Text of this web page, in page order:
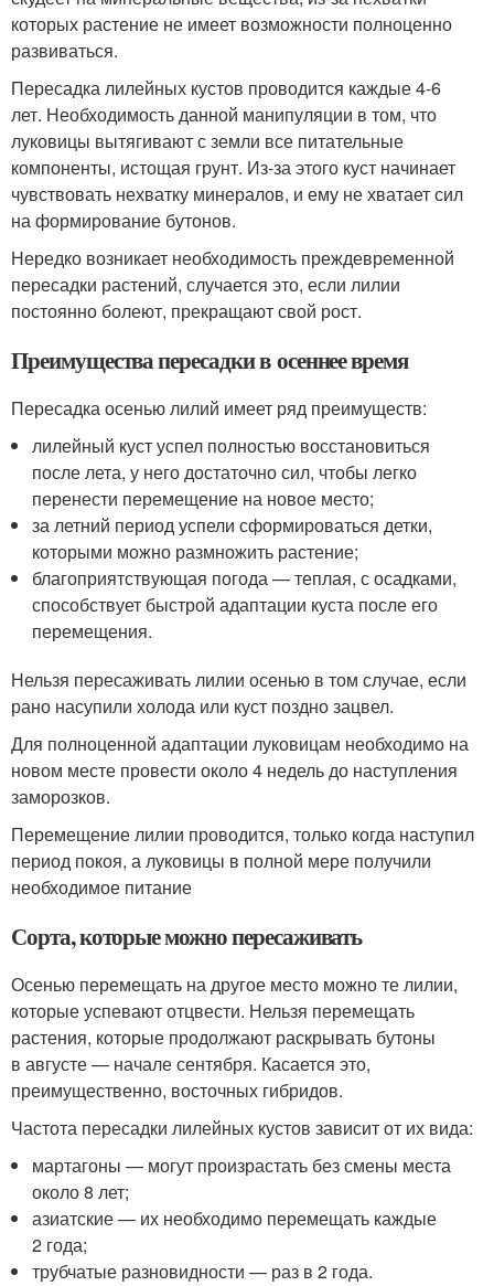
которых растение не имеет возможности полноценно
развиваться.
Пересадка лилейных кустов проводится каждые 4-6
лет. Необходимость данной манипуляции в том, что
луковицы вытягивают с земли все питательные
компоненты, истощая грунт. Из-за этого куст начинает
чувствовать нехватку минералов, и ему не хватает сил
на формирование бутонов.
Нередко возникает необходимость преждевременной
пересадки растений, случается это, если лилии
постоянно болеют, прекращают свой рост.
Преимущества пересадки в осеннее время
Пересадка осенью лилий имеет ряд преимуществ:
лилейный куст успел полностью восстановиться
после лета, у него достаточно сил, чтобы легко
перенести перемещение на новое место;
за летний период успели сформироваться детки,
которыми можно размножить растение;
благоприятствующая погода — теплая, с осадками,
способствует быстрой адаптации куста после его
перемещения.
Нельзя пересаживать лилии осенью в том случае, если
рано насупили холода или куст поздно зацвел.
Для полноценной адаптации луковицам необходимо на
новом месте провести около 4 недель до наступления
заморозков.
Перемещение лилии проводится, только когда наступил
период покоя, а луковицы в полной мере получили
необходимое питание
Сорта, которые можно пересаживать
Осенью перемещать на другое место можно те лилии,
которые успевают отцвести. Нельзя перемещать
растения, которые продолжают раскрывать бутоны
в августе — начале сентября. Касается это,
преимущественно, восточных гибридов.
Частота пересадки лилейных кустов зависит от их вида:
мартагоны — могут произрастать без смены места
около 8 лет;
азиатские — их необходимо перемещать каждые
2 года;
трубчатые разновидности — раз в 2 года.